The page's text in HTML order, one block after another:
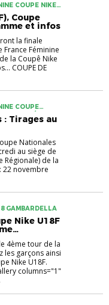
COUPE NIKE
Coupe
et infos
la finale
Féminine
la Coupê Nike
COUPE DE
COUPE
NIKE FÉMININE
: Tirages au
Nationales
au siège de
Régionale) de la
22 novembre
GAMBARDELLA
Nike U18F
4ème tour de la
les garçons ainsi
Nike U18F.
columns="1"